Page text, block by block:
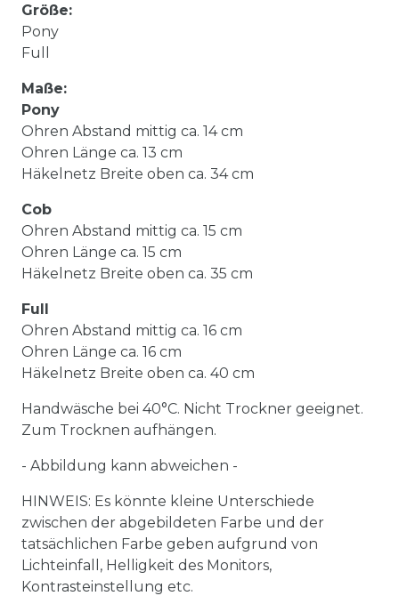
Größe:
Pony
Full
Maße:
Pony
Ohren Abstand mittig ca. 14 cm
Ohren Länge ca. 13 cm
Häkelnetz Breite oben ca. 34 cm
Cob
Ohren Abstand mittig ca. 15 cm
Ohren Länge ca. 15 cm
Häkelnetz Breite oben ca. 35 cm
Full
Ohren Abstand mittig ca. 16 cm
Ohren Länge ca. 16 cm
Häkelnetz Breite oben ca. 40 cm
Handwäsche bei 40°C. Nicht Trockner geeignet.
Zum Trocknen aufhängen.
- Abbildung kann abweichen -
HINWEIS: Es könnte kleine Unterschiede
zwischen der abgebildeten Farbe und der
tatsächlichen Farbe geben aufgrund von
Lichteinfall, Helligkeit des Monitors,
Kontrasteinstellung etc.